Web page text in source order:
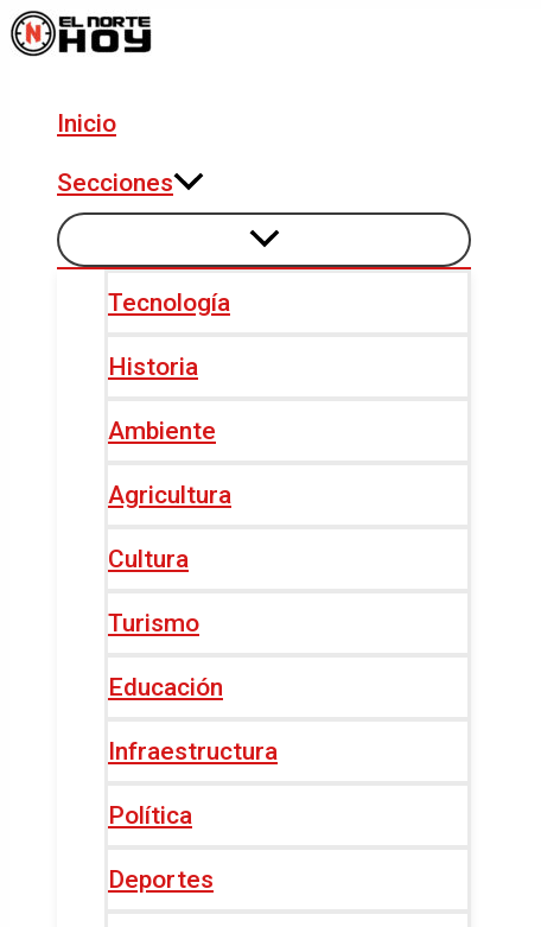
Ir
al
Inicio
Secciones
Tecnología
Historia
Ambiente
Agricultura
Cultura
Turismo
Educación
Infraestructura
Política
Deportes
Navegación
de